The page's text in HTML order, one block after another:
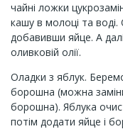
чайні ложки
кашу в молоці та
добавивши яйце. А
оливковій олії.
Оладки з яблук.
борошна (можна
борошна). Яблука
потім додати яйце і